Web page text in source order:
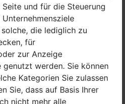
und für die Steuerung
die lediglich zu
für
zur Anzeige
werden. Sie können
Kategorien Sie zulassen
Sie, dass auf Basis Ihrer
nicht mehr alle
über 40 Personen beteiligten
Bürgermeister Meger
Herrn App vom
der Beauftragten für
Engagement
Presse und Sonderbeilage
Leitbilddiskussion am 27. und